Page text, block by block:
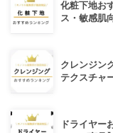
化粧下地お
ス・敏感肌
クレンジン
テクスチャ
ドライヤー